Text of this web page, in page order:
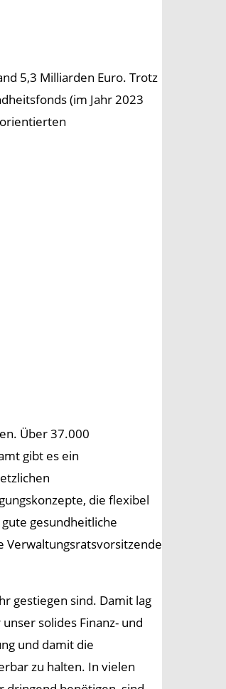
5,3 Milliarden Euro. Trotz
(im Jahr 2023
Über 37.000
gibt es ein
die flexibel
gesundheitliche
Verwaltungsratsvorsitzende
gestiegen sind. Damit lag
solides Finanz- und
und damit die
zu halten. In vielen